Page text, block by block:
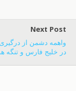
Next Post
واهمه دشمن از درگیری
در خلیج‌ فارس و تنگه